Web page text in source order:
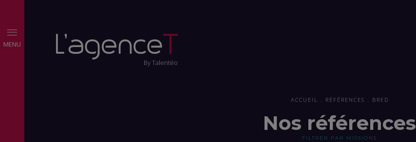
MENU
By Talentéo
ACCUEIL RÉFÉRENCES BRED
Nos références
FILTRER PAR MISSIONS